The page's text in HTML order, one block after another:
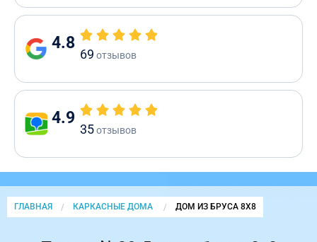
4.8
69 отзывов
4.9
35отзывов
ГЛАВНАЯ КАРКАСНЫЕ ДОМА CURRENT:
ДОМ ИЗ БРУСА 8Х8